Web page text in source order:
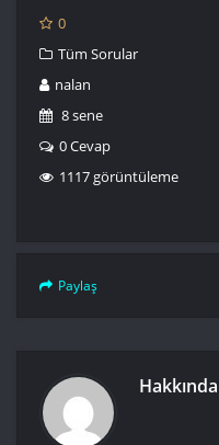
0
Tüm Sorular
nalan
8 sene
0 Cevap
1117 görüntüleme
Paylaş
Hakkında